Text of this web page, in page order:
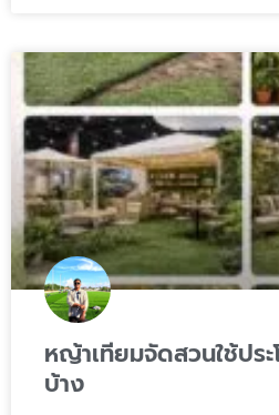
หญ้าเทียมจัดสวนใช้ประ
บ้าง